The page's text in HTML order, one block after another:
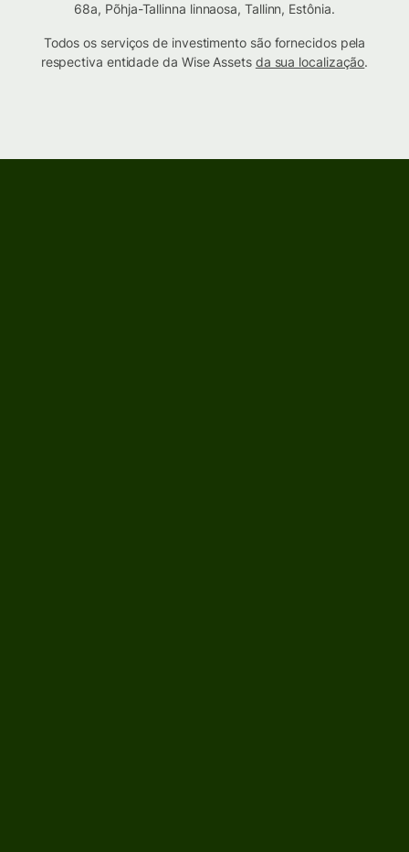
68a, Põhja-Tallinna linnaosa, Tallinn, Estônia.
Todos os serviços de investimento são fornecidos pela
respectiva entidade da Wise Assets da sua localização.